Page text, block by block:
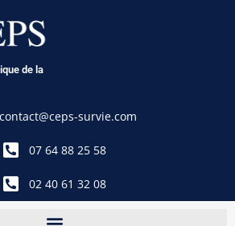
de la
contact@ceps-survie.com
07 64 88 25 58
02 40 61 32 08